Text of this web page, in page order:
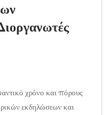
χρόνο και πόρους
εκδηλώσεων και